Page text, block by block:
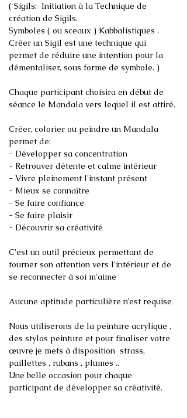
( Sigils:  Initiation à la Technique de
création de Sigils.
Symboles ( ou sceaux ) Kabbalistiques .
Créer un Sigil est une technique qui
permet de réduire une intention pour la
Chaque participant choisira en début de
Créer, colorier ou peindre un Mandala
permet de:
- Développer sa concentration
- Retrouver détente et calme intérieur
- Vivre pleinement l'instant présent
- Mieux se connaître
- Se faire confiance
- Se faire plaisir
- Découvrir sa créativité
C'est un outil précieux permettant de
tourner son attention vers l’intérieur et de
Nous utiliserons de la peinture acrylique ,
des stylos peinture et pour finaliser votre
œuvre je mets à disposition  strass,
paillettes , rubans , plumes ..
Une belle occasion pour chaque